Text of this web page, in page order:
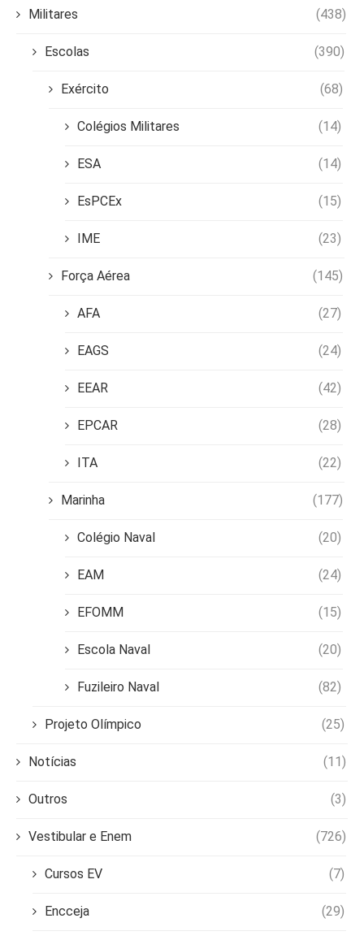
Militares (438)
Escolas (390)
Exército (68)
Colégios Militares (14)
ESA (14)
EsPCEx (15)
IME (23)
Força Aérea (145)
AFA (27)
EAGS (24)
EEAR (42)
EPCAR (28)
ITA (22)
Marinha (177)
Colégio Naval (20)
EAM (24)
EFOMM (15)
Escola Naval (20)
Fuzileiro Naval (82)
Projeto Olímpico (25)
Notícias (11)
Outros (3)
Vestibular e Enem (726)
Cursos EV (7)
Encceja (29)